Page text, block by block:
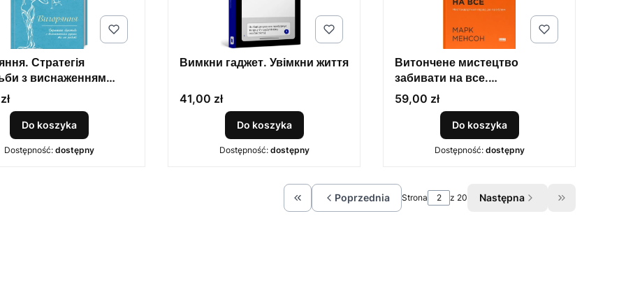
Стратегія
з виснаженням
на робот
Do koszyka
Dostępność: dostępny
Вимкни гаджет. Увімкни життя
Cena
41,00 zł
Do koszyka
Dostępność: dostępny
Витончене мистецтво
забивати на все.
Нестандартний підхід до
проблем
Cena
59,00 zł
Do koszyka
Dostępność: dostępny
Wróć do pierwszej strony z produktami
Poprzednia Strona z 20 Następna Przejdź do